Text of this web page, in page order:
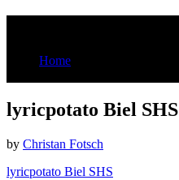
Home
lyricpotato Biel SHS
by Christan Fotsch
lyricpotato Biel SHS